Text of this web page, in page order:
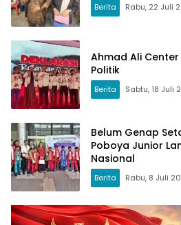
Berita Rabu, 22 Juli
Ahmad Ali
Politik
Berita Sabtu, 18 Juli
Belum Genap
Poboya Junior
Nasional
Berita Rabu, 8 Juli